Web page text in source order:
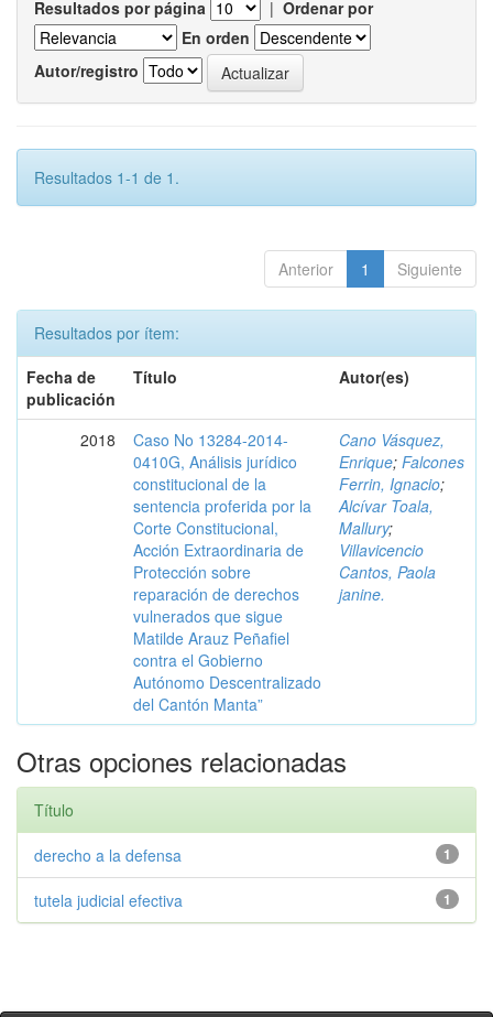
Resultados por página | Ordenar por
En orden
Autor/registro
Resultados 1-1 de 1.
Anterior 1 Siguiente
Resultados por ítem:
Fecha de
publicación
Título Autor(es)
2018
Caso No 13284-2014-
0410G, Análisis jurídico
constitucional de la
sentencia proferida por la
Corte Constitucional,
Acción Extraordinaria de
Protección sobre
reparación de derechos
vulnerados que sigue
Matilde Arauz Peñafiel
contra el Gobierno
Autónomo Descentralizado
del Cantón Manta”
Cano Vásquez,
Enrique; Falcones
Ferrin, Ignacio;
Alcívar Toala,
Mallury;
Villavicencio
Cantos, Paola
janine.
Otras opciones relacionadas
Título
1
derecho a la defensa
1
tutela judicial efectiva